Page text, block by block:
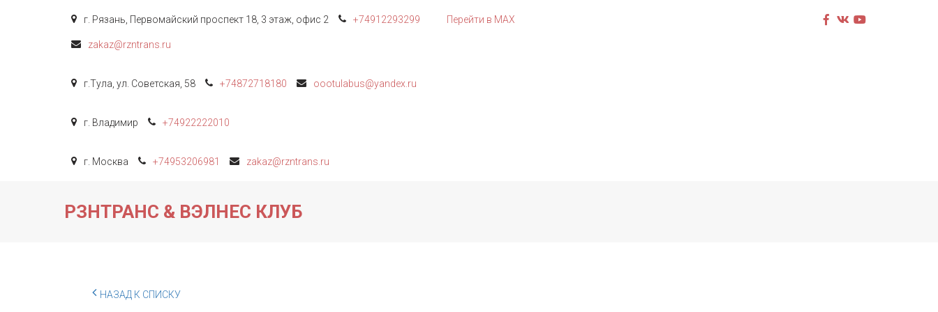
г. Рязань Первомайский проспект 18, 3 этаж офис 2 +74912293299 Перейти в MAX
zakaz@rzntrans.ru
г.Тула ул. Советская, 58 +74872718180 oootulabus@yandex.ru
г. Владимир +74922222010
г. Москва +74953206981 zakaz@rzntrans.ru
РЗНТРАНС & ВЭЛНЕС КЛУБ
НАЗАД К СПИСКУ